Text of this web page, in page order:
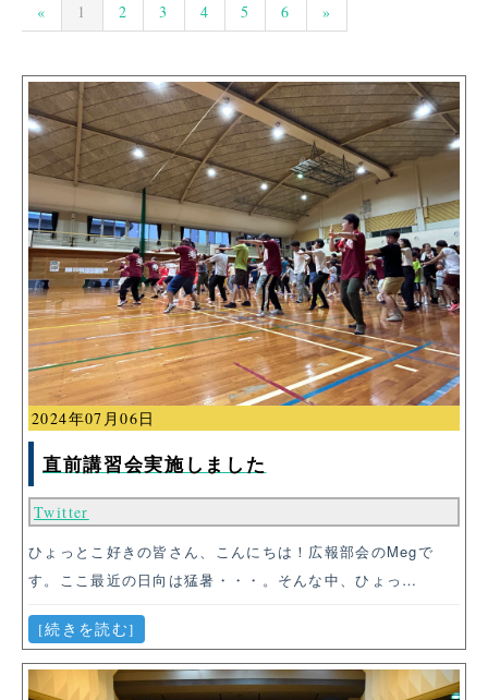
« 1 2 3 4 5 6 »
2024年07月06日
直前講習会実施しました
Twitter
ひょっとこ好きの皆さん、こんにちは！広報部会のMegで
す。ここ最近の日向は猛暑・・・。そんな中、ひょっ…
[続きを読む]